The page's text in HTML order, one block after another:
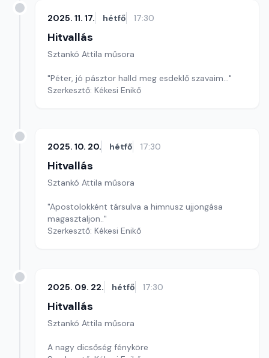
2025. 11. 17. hétfő 17:30
Hitvallás
Sztankó Attila műsora
"Péter, jó pásztor halld meg esdeklő szavaim..."
Szerkesztő: Kékesi Enikő
2025. 10. 20. hétfő 17:30
Hitvallás
Sztankó Attila műsora
"Apostolokként társulva a himnusz ujjongása
magasztaljon.."
Szerkesztő: Kékesi Enikő
2025. 09. 22. hétfő 17:30
Hitvallás
Sztankó Attila műsora
A nagy dicsőség fényköre